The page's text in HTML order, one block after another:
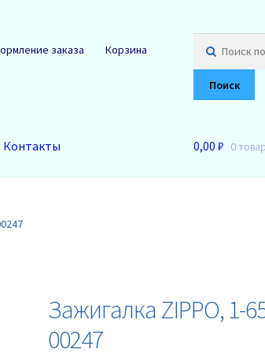
заказа Корзина
Поиск
Контакты 0,00 ₽ 0
Зажигалка ZIPPO, 1-
00247